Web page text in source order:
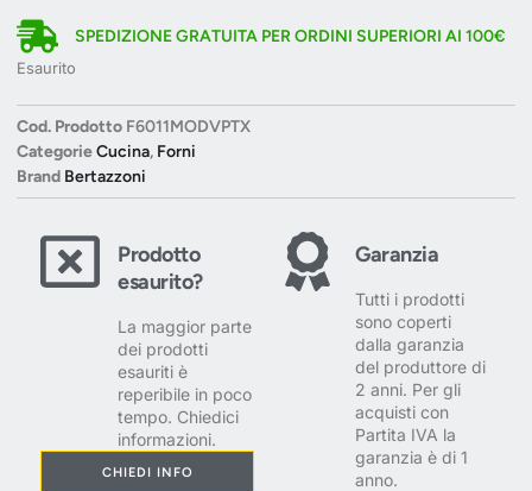
SPEDIZIONE GRATUITA PER ORDINI SUPERIORI AI 100€
Esaurito
Cod. Prodotto F6011MODVPTX
CategorieCucina, Forni
Brand Bertazzoni
Prodotto
esaurito?
La maggior parte
dei prodotti
esauriti è
reperibile in poco
tempo. Chiedici
informazioni.
CHIEDI INFO
Garanzia
Tutti i prodotti
sono coperti
dalla garanzia
del produttore di
2 anni. Per gli
acquisti con
Partita IVA la
garanzia è di 1
anno.